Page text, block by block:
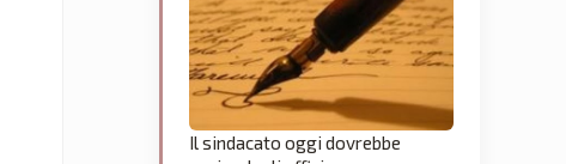
Il sindacato oggi dovrebbe